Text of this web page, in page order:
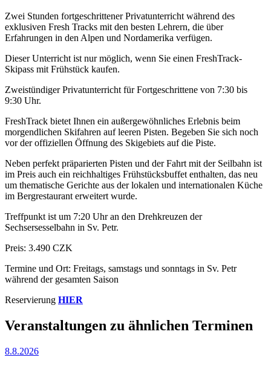
Zwei Stunden fortgeschrittener Privatunterricht während des
exklusiven Fresh Tracks mit den besten Lehrern, die über
Erfahrungen in den Alpen und Nordamerika verfügen.
Dieser Unterricht ist nur möglich, wenn Sie einen FreshTrack-
Skipass mit Frühstück kaufen.
Zweistündiger Privatunterricht für Fortgeschrittene von 7:30 bis
9:30 Uhr.
FreshTrack bietet Ihnen ein außergewöhnliches Erlebnis beim
morgendlichen Skifahren auf leeren Pisten. Begeben Sie sich noch
vor der offiziellen Öffnung des Skigebiets auf die Piste.
Neben perfekt präparierten Pisten und der Fahrt mit der Seilbahn ist
im Preis auch ein reichhaltiges Frühstücksbuffet enthalten, das neu
um thematische Gerichte aus der lokalen und internationalen Küche
im Bergrestaurant erweitert wurde.
Treffpunkt ist um 7:20 Uhr an den Drehkreuzen der
Sechsersesselbahn in Sv. Petr.
Preis: 3.490 CZK
Termine und Ort: Freitags, samstags und sonntags in Sv. Petr
während der gesamten Saison
Reservierung HIER
Veranstaltungen zu ähnlichen Terminen
8.8.2026